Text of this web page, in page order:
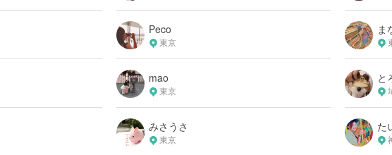
Peco
東京
ま
mao
東京
と
みさうさ
東京
た